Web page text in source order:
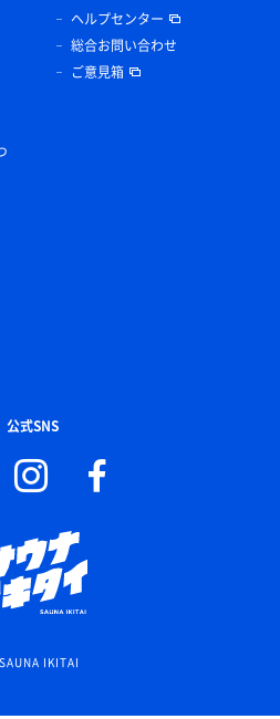
ヘルプセンター
総合お問い合わせ
ご意見箱
公式SNS
IKITAI